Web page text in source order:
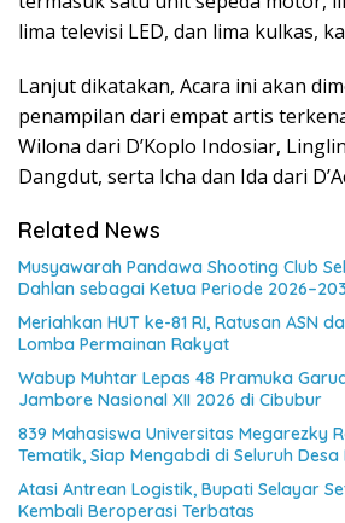
lima televisi LED, dan lima kulkas,
Lanjut dikatakan, Acara ini akan
penampilan dari empat artis
Wilona dari D’Koplo Indosiar,
Dangdut, serta Icha dan Ida dari
Related News
Musyawarah Pandawa Shooting Club
Dahlan sebagai Ketua Periode
Meriahkan HUT ke-81 RI, Ratusan ASN
Lomba Permainan Rakyat
Wabup Muhtar Lepas 48 Pramuka
Jambore Nasional XII 2026 di Cibubur
839 Mahasiswa Universitas Megarezky
Tematik, Siap Mengabdi di Seluruh
Atasi Antrean Logistik, Bupati Selayar
Kembali Beroperasi Terbatas